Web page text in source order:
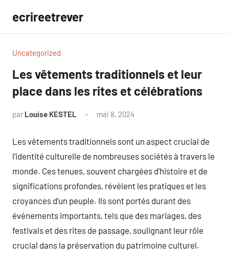
contenu
ecrireetrever
Uncategorized
Les vêtements traditionnels et leur
place dans les rites et célébrations
par Louise KESTEL mai 8, 2024
Les vêtements traditionnels sont un aspect crucial de
l’identité culturelle de nombreuses sociétés à travers le
monde. Ces tenues, souvent chargées d’histoire et de
significations profondes, révèlent les pratiques et les
croyances d’un peuple. Ils sont portés durant des
événements importants, tels que des mariages, des
festivals et des rites de passage, soulignant leur rôle
crucial dans la préservation du patrimoine culturel.